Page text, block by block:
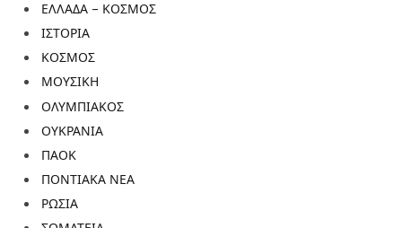
ΕΛΛΑΔΑ – ΚΟΣΜΟΣ
ΙΣΤΟΡΙΑ
ΚΟΣΜΟΣ
ΜΟΥΣΙΚΗ
ΟΛΥΜΠΙΑΚΟΣ
ΟΥΚΡΑΝΙΑ
ΠΑΟΚ
ΠΟΝΤΙΑΚΑ ΝΕΑ
ΡΩΣΙΑ